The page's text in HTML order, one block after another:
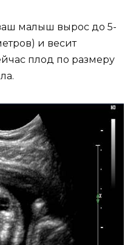
малыш вырос до 5-
и весит
плод по размеру